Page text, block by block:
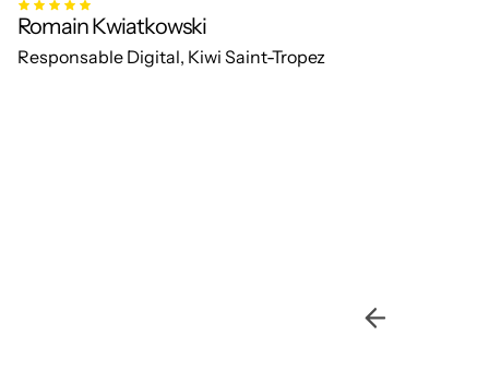
Romain Kwiatkowski
Responsable Digital, Kiwi Saint-Tropez